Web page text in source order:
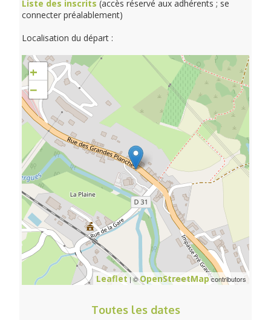
Liste des inscrits (accès réservé aux adhérents ; se
connecter préalablement)
Localisation du départ :
+
−
Leaflet | ©OpenStreetMapcontributors
Toutes les dates